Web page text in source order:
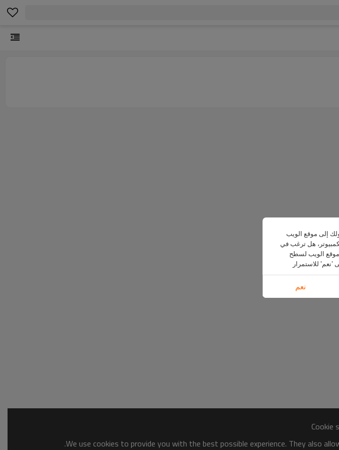
Cookie
We use cookies to provide you with the best possible experience. They also
إلى موقع الويب
هل ترغب في
موقع الويب لسطح
'نعم' للاستمرار
نعم